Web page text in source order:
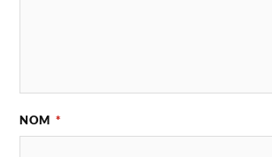
NOM *